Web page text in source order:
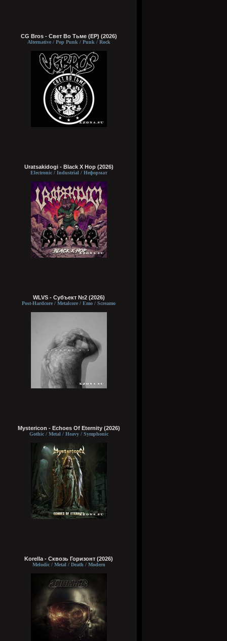
CG Bros - Свет Во Тьме (EP) (2026)
Alternative / Pop Punk / Punk / Rock
Uratsakidogi - Black X Hop (2026)
Electronic / Industrial / Неформат
WLVS - Субъект №2 (2026)
Post-Hardcore / Metalcore / Emo / Screamo
Mystericon - Echoes Of Eternity (2026)
Gothic / Metal / Heavy / Symphonic
Korella - Сквозь Горизонт (2026)
Melodic / Metal / Death / Modern